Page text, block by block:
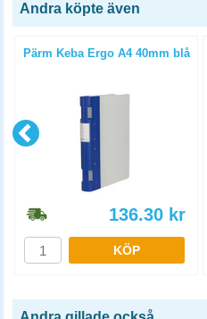
Andra köpte även
Pärm Keba Ergo A4 40mm blå
136.30 kr
KÖP